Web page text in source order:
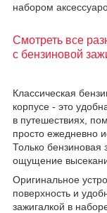
набором
Смотреть все
с бензиновой
Классическая
корпусе - это
в путешествиях,
просто ежедневно
Только бензиновая
ощущение
Оригинальное
поверхность и
зажигалкой в